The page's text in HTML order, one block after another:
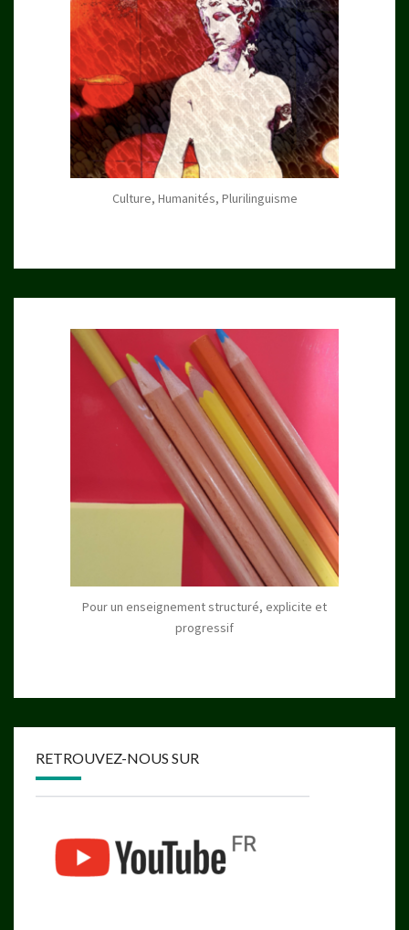
Culture, Humanités, Plurilinguisme
Pour un enseignement structuré, explicite et
progressif
RETROUVEZ-NOUS SUR